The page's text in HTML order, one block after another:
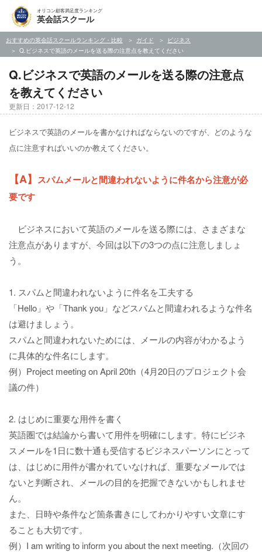
オリコン顧客満足度ランキング
英会話スクール
おすすめの英会話スクールランキング・比較 ガイド
ビジネス
Q.ビジネスで英語のメールを送る際の注意点を教えてください
Q.ビジネスで英語のメールを送る際の注意点
を教えてください
更新日：2017-12-12
ビジネスで英語のメールを書かなければならないのですが、どのような
点に注意すればいいのか教えてください。
【A】 スパムメールと間違われないように件名から注意が必
要です
ビジネスにおいて英語のメールを送る際には、さまざまな
注意点がありますが、今回は以下の3つの点に注意しましょ
う。
1. スパムと間違われないように件名を工夫する
「Hello」や「Thank you」などスパムと間違われるような件名
は避けましょう。
スパムと間違われないためには、メールの内容がわかるよう
に具体的な件名にします。
例）Project meeting on April 20th（4月20日のプロジェクト会
議の件）
2. はじめに重要な用件を書く
英語圏では結論から書いて用件を明確にします。特にビジネ
スメールを1日に数十通も受信するビジネスパーソンにとって
は、はじめに用件が書かれていなければ、重要なメールでは
ないと判断され、メールの目的を把握できないかもしれませ
ん。
また、日時や条件など箇条書きにしてわかりやすい文章にす
ることも大切です。
例）I am writing to inform you about the next meeting.（次回の